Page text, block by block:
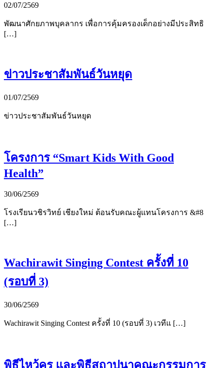
02/07/2569
พัฒนาศักยภาพบุคลากร เพื่อการคุ้มครองเด็กอย่างมีประสิทธิ
[…]
ข่าวประชาสัมพันธ์วันหยุด
01/07/2569
ข่าวประชาสัมพันธ์วันหยุด
โครงการ “Smart Kids With Good
Health”
30/06/2569
โรงเรียนวชิรวิทย์ เชียงใหม่ ต้อนรับคณะผู้แทนโครงการ &#8
[…]
Wachirawit Singing Contest ครั้งที่ 10
(รอบที่ 3)
30/06/2569
Wachirawit Singing Contest ครั้งที่ 10 (รอบที่ 3) เวทีแ […]
พิธีไหว้ครู และพิธีสถาปนาคณะกรรมการ